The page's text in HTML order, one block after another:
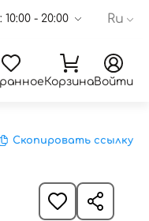
- 20:00 Ru
КорзинаВойти
Скопировать ссылку